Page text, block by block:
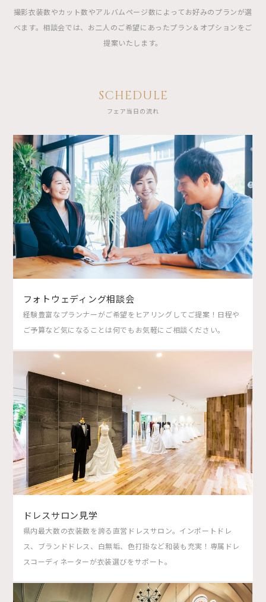
撮影衣装数やカット数やアルバムページ数によってお好みのプランが選
べます。相談会では、お二人のご希望にあったプラン＆オプションをご
提案いたします。
SCHEDULE
フェア当日の流れ
フォトウェディング相談会
経験豊富なプランナーがご希望をヒアリングしてご提案！日程や
ご予算など気になることは何でもお気軽にご相談ください。
ドレスサロン見学
県内最大数の衣装数を誇る直営ドレスサロン。インポートドレ
ス、ブランドドレス、白無垢、色打掛など和装も充実！専属ドレ
スコーディネーターが衣装選びをサポート。